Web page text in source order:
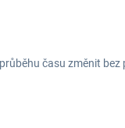
času změnit bez